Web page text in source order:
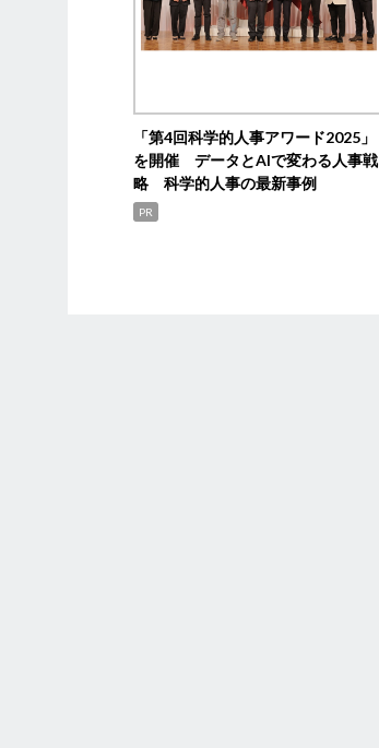
「第4回科学的人事アワード2025」
を開催 データとAIで変わる人事戦
略 科学的人事の最新事例
PR